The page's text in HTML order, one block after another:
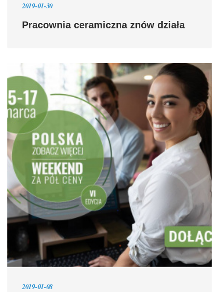
2019-01-30
Pracownia ceramiczna znów działa
2019-01-08